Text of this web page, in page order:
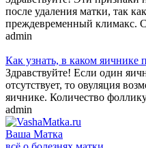
после удаления матки, так
преждевременный климакс.
admin
Как узнать, в каком яичнике
Здравствуйте! Если один
отсутствует, то овуляция
яичнике. Количество
admin
Ваша Матка